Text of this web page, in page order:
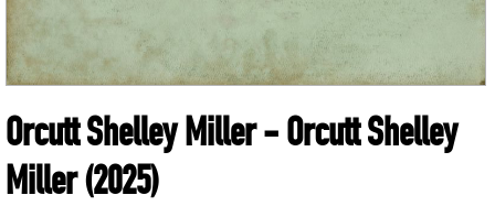
Orcutt Shelley Miller- Orcutt Shelley
Miller(2025)